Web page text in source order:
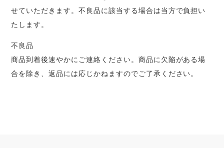
せていただきます。不良品に該当する場合は当方で負担い
たします。
不良品
商品到着後速やかにご連絡ください。商品に欠陥がある場
合を除き、返品には応じかねますのでご了承ください。